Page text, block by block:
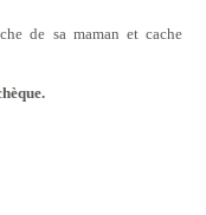
de sa maman et cache